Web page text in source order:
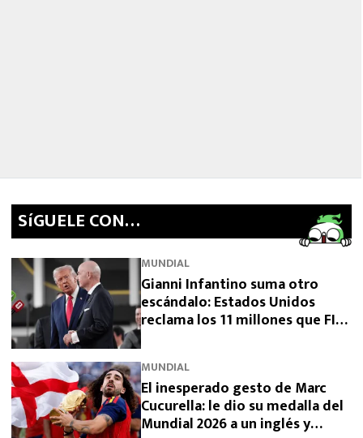
SíGUELE CON…
MUNDIAL
Gianni Infantino suma otro
escándalo: Estados Unidos
reclama los 11 millones que FIFA
MUNDIAL
El inesperado gesto de Marc
Cucurella: le dio su medalla del
Mundial 2026 a un inglés y